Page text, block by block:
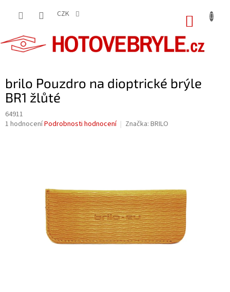
CZK
brilo Pouzdro na dioptrické brýle
BR1 žlůté
64911
Průměrné
1 hodnoceníPodrobnosti hodnocení Značka: BRILO